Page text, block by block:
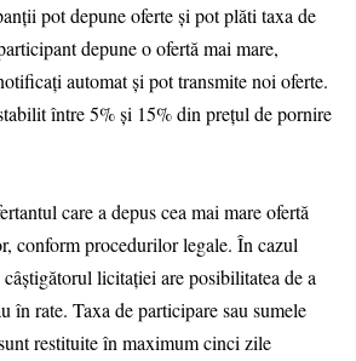
pot depune oferte și pot plăti taxa de
depune o ofertă mai mare,
automat și pot transmite noi oferte.
între 5% și 15% din prețul de pornire
care a depus cea mai mare ofertă
conform procedurilor legale. În cazul
licitației are posibilitatea de a
în rate. Taxa de participare sau sumele
restituite în maximum cinci zile